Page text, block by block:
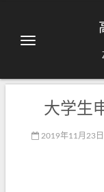
大学生
2019年11月23日